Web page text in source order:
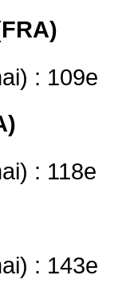
: 109e
: 118e
: 143e